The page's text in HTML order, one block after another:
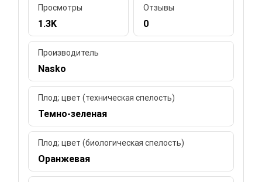
Просмотры
1.3K
Отзывы
0
Производитель
Nasko
Плод; цвет (техническая спелость)
Темно-зеленая
Плод; цвет (биологическая спелость)
Оранжевая